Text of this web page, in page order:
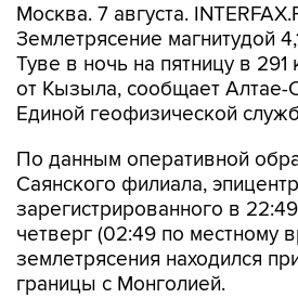
Москва. 7 августа.
Землетрясение магнитудой
Туве в ночь на пятницу в
от Кызыла, сообщает Алтае-
Единой геофизической
По данным оперативной
Саянского филиала, эпицентр
зарегистрированного в
четверг (02:49 по местному
землетрясения находился
границы с Монголией.